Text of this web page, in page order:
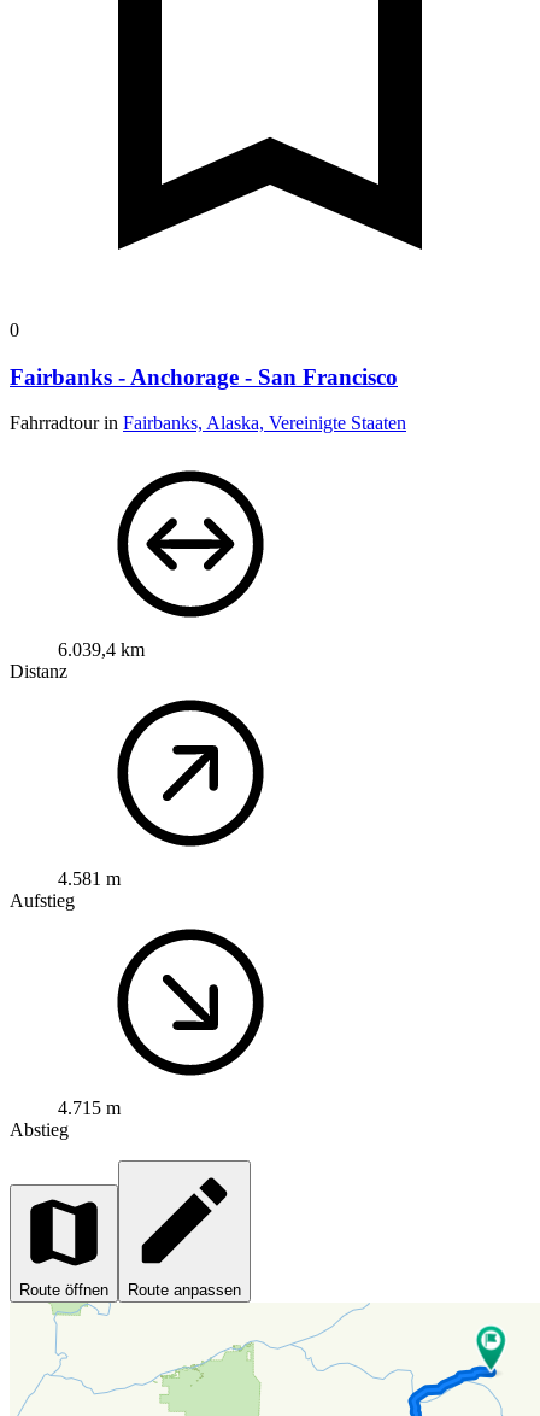
0
Fairbanks - Anchorage - San Francisco
Fahrradtour in Fairbanks, Alaska, Vereinigte Staaten
6.039,4 km
Distanz
4.581 m
Aufstieg
4.715 m
Abstieg
Route öffnen Route anpassen